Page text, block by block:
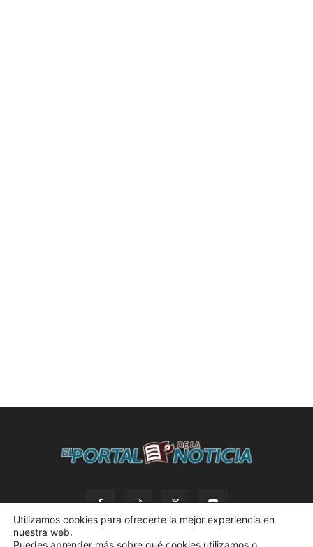
Utilizamos cookies para ofrecerte la mejor experiencia en
nuestra web.
Puedes aprender más sobre qué cookies utilizamos o